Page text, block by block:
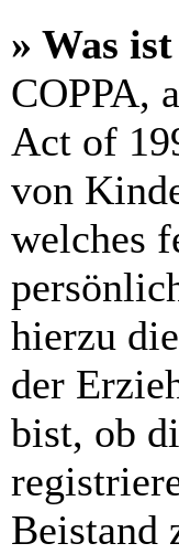
» Was
COPPA,
Act of
von
welches
hierzu
der
bist, ob
Beistand